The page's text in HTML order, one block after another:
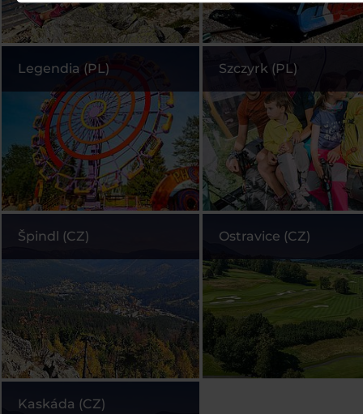
Legendia (PL) Szczyrk (PL)
Špindl (CZ) Ostravice (CZ)
Kaskáda (CZ)